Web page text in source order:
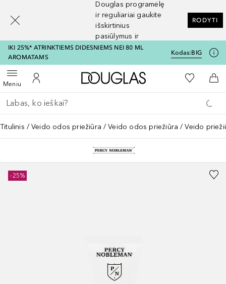
Douglas programėlę
ir reguliariai gaukite
išskirtinius
pasiūlymus ir
nuolaidas
RODYTI
IKI 25%* ATRINKTIEMS DIDESNIEMS NEI 80 ML
AROMATAMS
Kodas:BIG
MeniuAtidaryti meniuĮ mano paskyrą
Į Douglas pagrindinį
Į mano
Į
Grįžk atgal
Vykdykite paiešką
Titulinis Veido odos priežiūra Veido odos priežiūra Veido
-25%
[navigation.slideout.screenreader]